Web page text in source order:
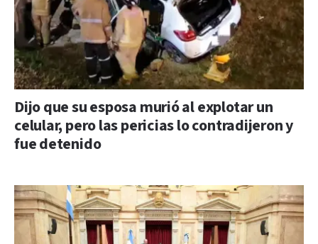
Dijo que su esposa murió al explotar un
celular, pero las pericias lo contradijeron y
fue detenido